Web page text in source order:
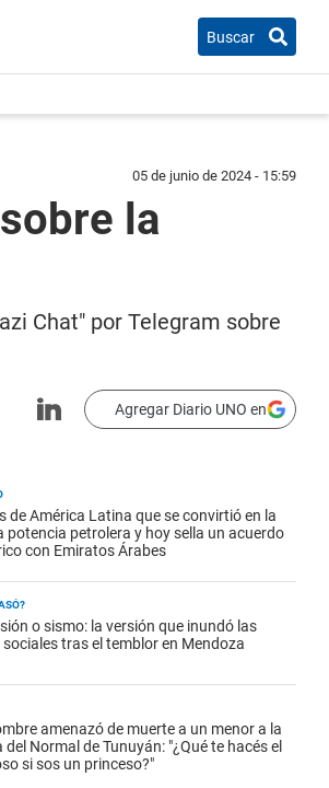
Buscar
05 de junio de 2024 - 15:59
la
Chat" por Telegram sobre
Agregar Diario UNO en
de América Latina que se convirtió en la
potencia petrolera y hoy sella un acuerdo
con Emiratos Árabes
o sismo: la versión que inundó las
sociales tras el temblor en Mendoza
amenazó de muerte a un menor a la
del Normal de Tunuyán: "¿Qué te hacés el
si sos un princeso?"